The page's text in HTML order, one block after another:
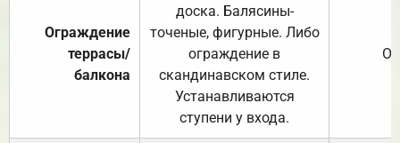
Ограждение
террасы/
балкона
доска. Балясины-
точеные, фигурные. Либо
ограждение в
скандинавском стиле.
Устанавливаются
ступени у входа.